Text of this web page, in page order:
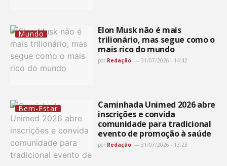
Mundo
Elon Musk não é mais
trilionário, mas segue como o
mais rico do mundo
por Redação 31/07/2026 - 14:42
Bem-Estar
Caminhada Unimed 2026 abre
inscrições e convida
comunidade para tradicional
evento de promoção à saúde
por Redação 31/07/2026 - 13:23